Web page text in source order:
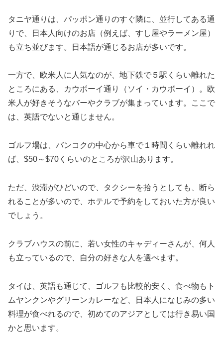
タニヤ通りは、パッポン通りのすぐ隣に、並行してある通
りで、日本人向けのお店（例えば、すし屋やラーメン屋）
も立ち並びます。日本語が通じるお店が多いです。
一方で、欧米人に人気なのが、地下鉄で５駅くらい離れた
ところにある、カウボーイ通り（ソイ・カウボーイ）。欧
米人が好きそうなバーやクラブが集まっています。ここで
は、英語でないと通じません。
ゴルフ場は、バンコクの中心から車で１時間くらい離れれ
ば、$50～$70くらいのところが沢山あります。
ただ、渋滞がひどいので、タクシーを拾うとしても、断ら
れることが多いので、ホテルで予約をしておいた方が良い
でしょう。
クラブハウスの前に、若い女性のキャディーさんが、何人
も立っているので、自分の好きな人を選べます。
タイは、英語も通じて、ゴルフも比較的安く、食べ物もト
ムヤンクンやグリーンカレーなど、日本人になじみの多い
料理が食べれるので、初めてのアジアとしては行き易い国
かと思います。